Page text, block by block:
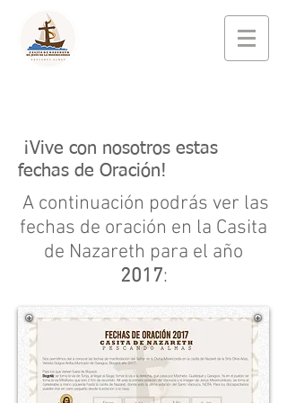
¡Vive con nosotros estas
fechas de Oración!
A continuación podrás ver las
fechas de oración en la Casita
de Nazareth para el año
2017: